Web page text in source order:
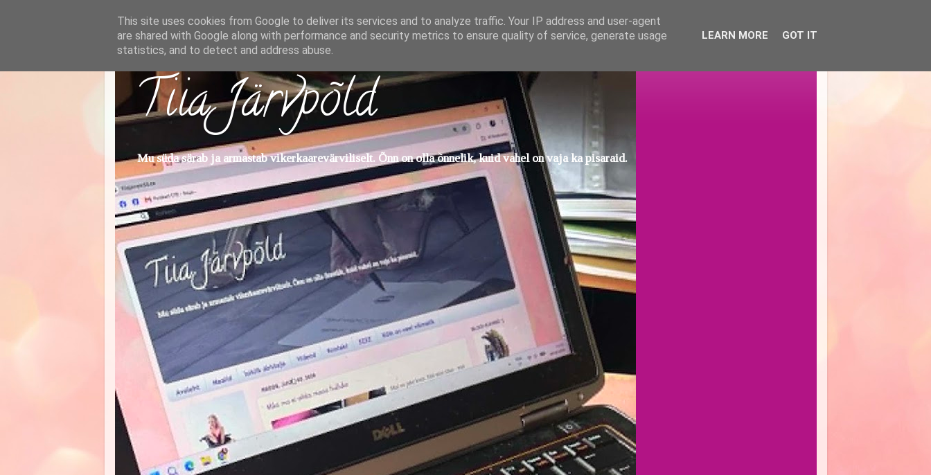
Tiia Järvpõld
Mu süda särab ja armastab vikerkaarevärviliselt. Õnn on olla õnnelik, kuid vahel on vaja ka pisaraid.
This site uses cookies from Google to deliver its services and to analyze traffic. Your IP address and user-agent
are shared with Google along with performance and security metrics to ensure quality of service, generate usage
statistics, and to detect and address abuse.
LEARN MORE GOT IT